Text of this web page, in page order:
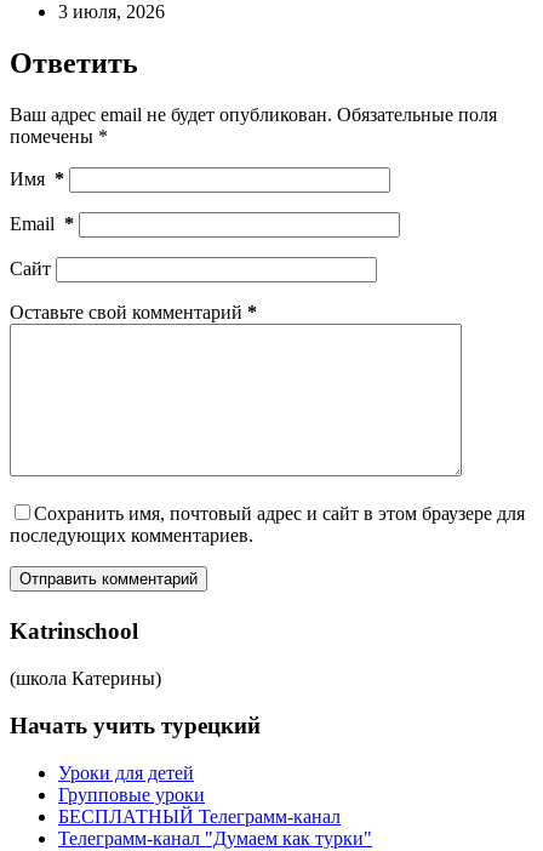
3 июля, 2026
Ответить
Ваш адрес email не будет опубликован. Обязательные поля
помечены *
Имя *
Email *
Сайт
Оставьте свой комментарий *
Сохранить имя, почтовый адрес и сайт в этом браузере для
последующих комментариев.
Отправить комментарий
Katrinschool
(школа Катерины)
Начать учить турецкий
Уроки для детей
Групповые уроки
БЕСПЛАТНЫЙ Телеграмм-канал
Телеграмм-канал "Думаем как турки"